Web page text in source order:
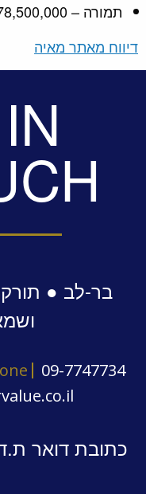
תמורה – 78,500,000 ₪ + מע"מ.
דיווח מאתר מאיה
בר-לב ●
09-7747734
כתובת דואר ת.ד 18 כפר חיים,